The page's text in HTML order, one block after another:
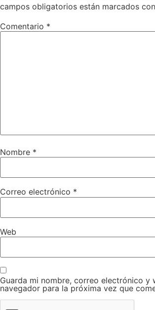
campos obligatorios están marcados con
Comentario *
Nombre *
Correo electrónico *
Web
Guarda mi nombre, correo electrónico y
navegador para la próxima vez que